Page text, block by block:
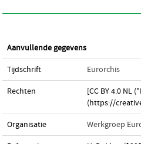
Aanvullende gegevens
Tijdschrift Eurorchis
Rechten
[CC BY 4.0 NL
(https://
Organisatie Werkgroep